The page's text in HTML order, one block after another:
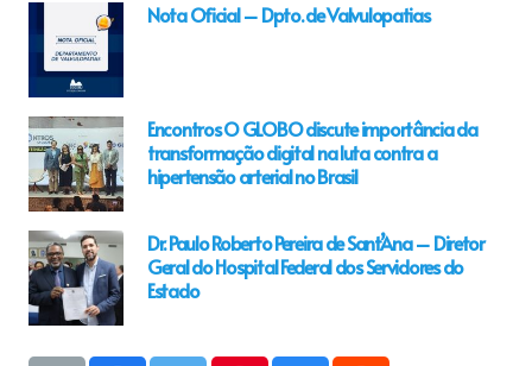
Nota Oficial – Dpto. de Valvulopatias
Encontros O GLOBO discute importância da
transformação digital na luta contra a
hipertensão arterial no Brasil
Dr. Paulo Roberto Pereira de Sant’Ana – Diretor
Geral do Hospital Federal dos Servidores do
Estado